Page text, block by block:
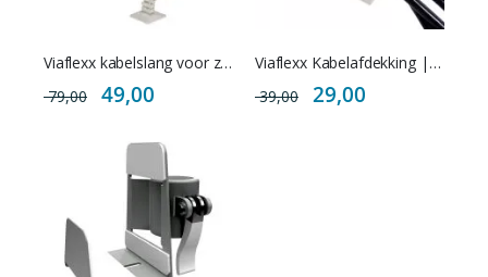
Viaflexx kabelslang voor zit-sta bureau
79,00
Special
Price
49,00
Viaflexx Kabelafdekking | 150 cm breed
39,00
Special
Price
29,00